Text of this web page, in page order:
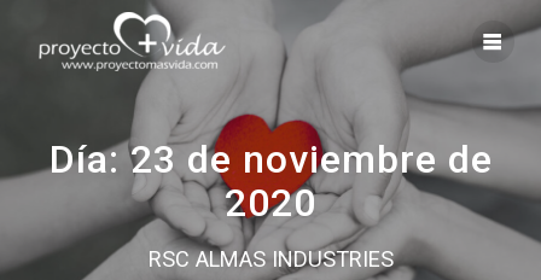
contenido
Día:23 de noviembre de
2020
RSC ALMAS INDUSTRIES